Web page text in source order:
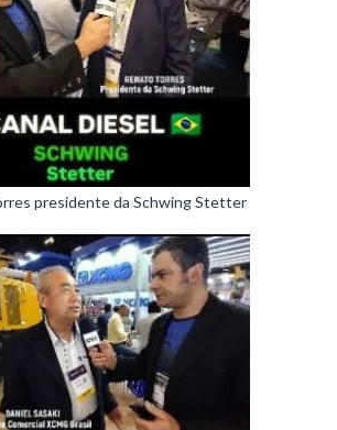
presidente da Schwing Stetter